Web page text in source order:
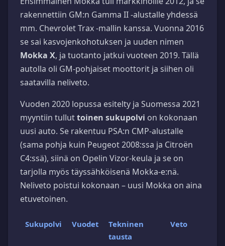
rakennettiin GM:n Gamma II -alustalle yhdessä
mm. Chevrolet Trax -mallin kanssa. Vuonna 2016
se sai kasvojenkohotuksen ja uuden nimen
Mokka X, ja tuotanto jatkui vuoteen 2019. Tällä
autolla oli GM-pohjaiset moottorit ja siihen oli
saatavilla neliveto.
Vuoden 2020 lopussa esitelty ja Suomessa 2021
myyntiin tulluttoinen sukupolvi on kokonaan
uusi auto. Se rakentuu PSA:n CMP-alustalle
(sama pohja kuin Peugeot 2008:ssa ja Citroën
C4:ssä), siinä on Opelin Vizor-keula ja se on
tarjolla myös täyssähköisenä Mokka-e:nä.
Neliveto poistui kokonaan – uusi Mokka on aina
etuvetoinen.
Sukupolvi Vuodet
Tekninen
tausta
Veto